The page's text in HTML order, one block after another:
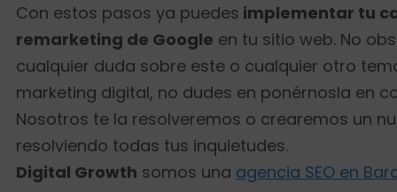
Con estos pasos ya puedes implementar tu
remarketing de Google en tu sitio web. No
cualquier duda sobre este o cualquier otro
marketing digital, no dudes en ponérnosla en
Nosotros te la resolveremos o crearemos un
resolviendo todas tus inquietudes.
Digital Growth somos una agencia SEO en